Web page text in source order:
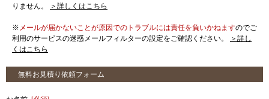
りません。
＞詳しくはこちら
※ メールが届かないことが原因でのトラブルには責任を負いかねますのでご
利用のサービスの迷惑メールフィルターの設定をご確認ください。
＞詳し
くはこちら
無料お見積り依頼フォーム